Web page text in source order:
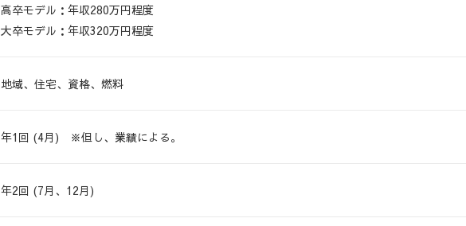
高卒モデル：年収280万円程度
大卒モデル：年収320万円程度
地域、住宅、資格、燃料
年1回 (4月) ※但し、業績による。
年2回 (7月、12月)